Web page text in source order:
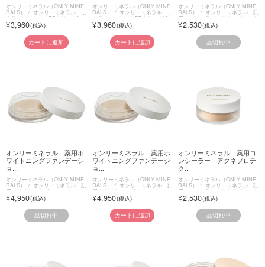
オンリーミネラル（ONLY MINE
RALS） オンリーミネラル ミ
ネラルエッセンスBBクリームN
3,960
カートに追加
オンリーミネラル（ONLY MINE
RALS） オンリーミネラル ミ
ネラルエッセンスBBクリームN
3,960
カートに追加
オンリーミネラル（ONLY MINE
RALS） オンリーミネラル 薬
用コンシーラー アクネプロテク
ター2,530
品切れ中
オンリーミネラル 薬用ホ
ワイトニングファンデーシ
ョ...
オンリーミネラル（ONLY MINE
RALS） オンリーミネラル 薬
用ホワイトニングファンデーショ
ン4,950
品切れ中
オンリーミネラル 薬用ホ
ワイトニングファンデーシ
ョ...
オンリーミネラル（ONLY MINE
RALS） オンリーミネラル 薬
用ホワイトニングファンデーショ
ン4,950
カートに追加
オンリーミネラル 薬用コ
ンシーラー アクネプロテ
ク...
オンリーミネラル（ONLY MINE
RALS） オンリーミネラル 薬
用コンシーラー アクネプロテク
ター2,530
品切れ中